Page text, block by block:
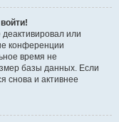
или
конференции
время не
базы данных. Если
снова и активнее